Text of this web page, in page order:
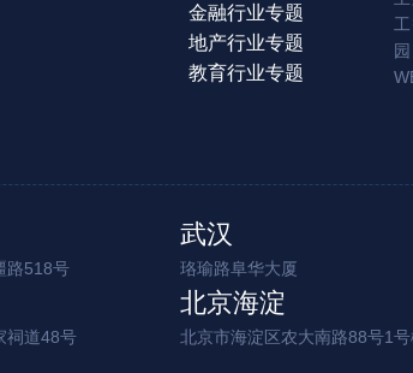
金融行业专题
地产行业专题
教育行业专题
路518号
武汉
珞瑜路阜华大厦
祠道48号
北京海淀
北京市海淀区农大南路88号1号